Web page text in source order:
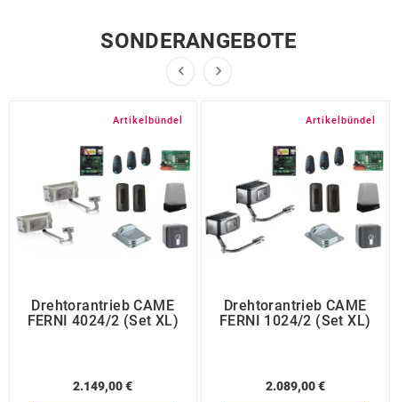
SONDERANGEBOTE
 
Artikelbündel
Drehtorantrieb CAME
FERNI 4024/2 (Set XL)
2.149,00 €
Artikelbündel
Drehtorantrieb CAME
FERNI 1024/2 (Set XL)
2.089,00 €